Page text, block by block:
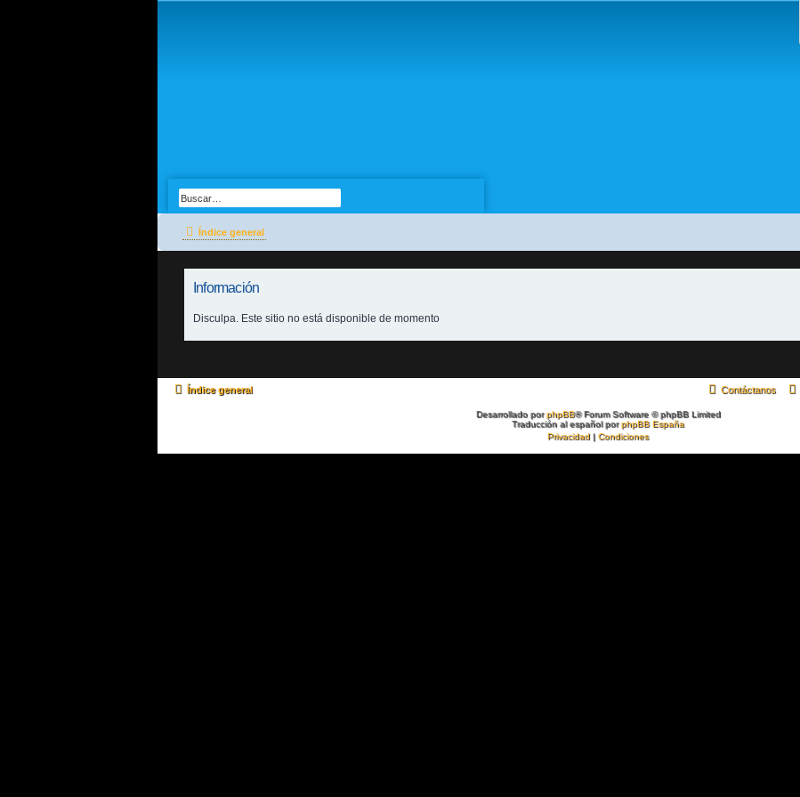
Índice general
Información
Disculpa. Este sitio no está disponible de momento
Índice general Contáctanos
Desarrollado porphpBB® Forum Software © phpBB Limited
Traducción al español porphpBB España
Privacidad | Condiciones